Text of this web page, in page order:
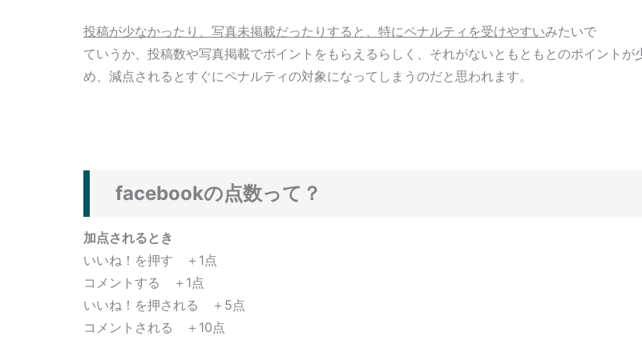
投稿が少なかったり、写真未掲載だったりすると、特にペナルティを受けやすいみたいで
ていうか、投稿数や写真掲載でポイントをもらえるらしく、それがないともともとのポイントが
め、減点されるとすぐにペナルティの対象になってしまうのだと思われます。
facebookの点数って？
加点されるとき
いいね！を押す ＋1点
コメントする ＋1点
いいね！を押される ＋5点
コメントされる ＋10点